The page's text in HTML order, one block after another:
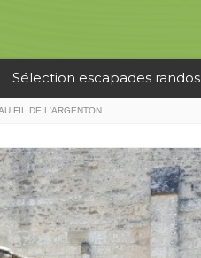
Sélection escapades randos
FIL DE L'ARGENTON